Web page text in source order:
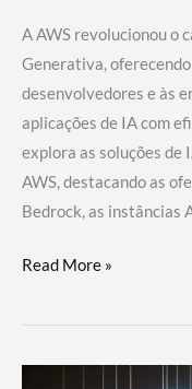
A AWS revolucionou o
Generativa,
desenvolvedores e às
aplicações de IA com
explora as soluções de
AWS, destacando as
Bedrock, as instâncias
Utilizando
Soluções
Read More »